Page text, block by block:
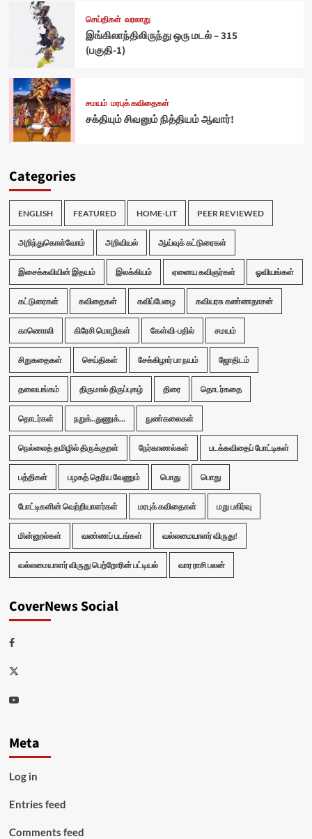
செய்திகள் வரலாறு
இங்கிலாந்திலிருந்து ஒரு மடல் – 315
(பகுதி-1)
சமயம் மரபுக் கவிதைகள்
சக்தியும் சிவனும் நித்தியம் ஆவார்!
Categories
ENGLISH FEATURED HOME-LIT PEER REVIEWED
அறிந்துகொள்வோம் அறிவியல் ஆய்வுக் கட்டுரைகள்
இசைக்கவியின் இதயம் இலக்கியம் ஏனைய கவிஞர்கள் ஓவியங்கள்
கட்டுரைகள் கவிதைகள் கவிப்பேழை கவியரசு கண்ணதாசன்
காணொலி கிரேசி மொழிகள் கேள்வி-பதில் சமயம்
சிறுகதைகள் செய்திகள் சேக்கிழார் பா நயம் ஜோதிடம்
தலையங்கம் திருமால் திருப்புகழ் திரை தொடர்கதை
தொடர்கள் நறுக்..துணுக்... நுண்கலைகள்
நெல்லைத் தமிழில் திருக்குறள் நேர்காணல்கள் படக்கவிதைப் போட்டிகள்
பத்திகள் பழகத் தெரிய வேணும் பொது பொது
போட்டிகளின் வெற்றியாளர்கள் மரபுக் கவிதைகள் மறு பகிர்வு
மின்னூல்கள் வண்ணப் படங்கள் வல்லமையாளர் விருது!
வல்லமையாளர் விருது பெற்றோரின் பட்டியல் வார ராசி பலன்
CoverNews Social
Facebook
Twitter
Youtube
Meta
Log in
Entries feed
Comments feed